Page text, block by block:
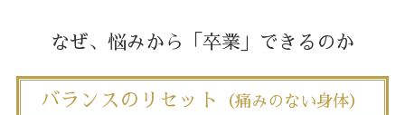
なぜ、悩みから「卒業」できるのか
バランスのリセット （痛みのない身体）